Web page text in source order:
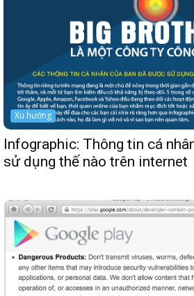
Xu hướng
Infographic: Thông tin cá
sử dụng thế nào trên internet